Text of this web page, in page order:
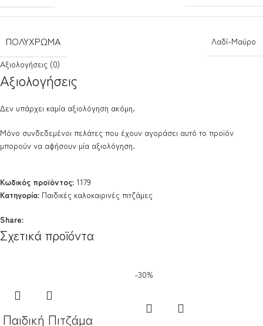
ΠΟΛΎΧΡΩΜΑ
Λαδί-Μαύρο
Αξιολογήσεις (0)
Αξιολογήσεις
Δεν υπάρχει καμία αξιολόγηση ακόμη.
Μόνο συνδεδεμένοι πελάτες που έχουν αγοράσει αυτό το προϊόν
μπορούν να αφήσουν μία αξιολόγηση.
Κωδικός προϊόντος: 1179
Κατηγορία: Παιδικές καλοκαιρινές πιτζάμες
Share:
Σχετικά προϊόντα
Παιδική Πιτζάμα
-30%